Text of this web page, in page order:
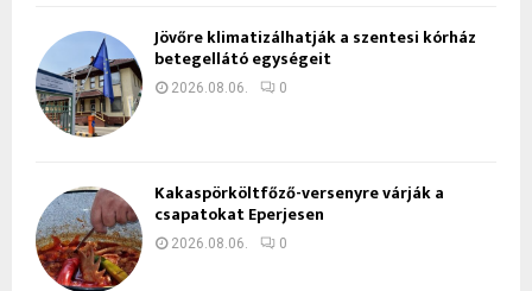
Jövőre klimatizálhatják a szentesi kórház
betegellátó egységeit
2026.08.06. 0
Kakaspörköltfőző-versenyre várják a
csapatokat Eperjesen
2026.08.06. 0